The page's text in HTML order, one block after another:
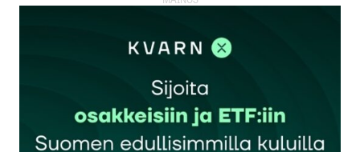
kirjautua
rekisteröityä